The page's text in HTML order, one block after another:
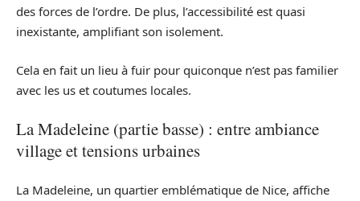
des forces de l’ordre. De plus, l’accessibilité est quasi
inexistante, amplifiant son isolement.
Cela en fait un lieu à fuir pour quiconque n’est pas familier
avec les us et coutumes locales.
La Madeleine (partie basse) : entre ambiance
village et tensions urbaines
La Madeleine, un quartier emblématique de Nice, affiche